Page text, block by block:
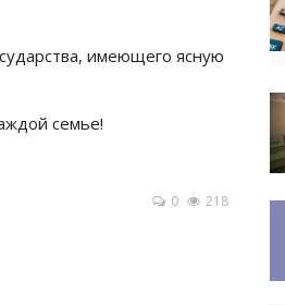
имеющего ясную
семье!
0 218